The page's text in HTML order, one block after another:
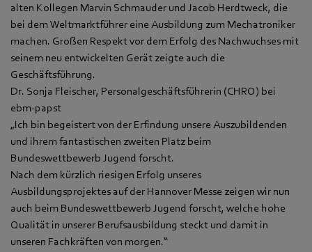
alten Kollegen Marvin Schmauder und Jacob Herdtweck, die
bei dem Weltmarktführer eine Ausbildung zum Mechatroniker
machen. Großen Respekt vor dem Erfolg des Nachwuchses mit
seinem neu entwickelten Gerät zeigte auch die
Geschäftsführung.
Dr. Sonja Fleischer, Personalgeschäftsführerin (CHRO) bei
ebm‑papst
„Ich bin begeistert von der Erfindung unsere Auszubildenden
und ihrem fantastischen zweiten Platz beim
Bundeswettbewerb Jugend forscht.
Nach dem kürzlich riesigen Erfolg unseres
Ausbildungsprojektes auf der Hannover Messe zeigen wir nun
auch beim Bundeswettbewerb Jugend forscht, welche hohe
Qualität in unserer Berufsausbildung steckt und damit in
unseren Fachkräften von morgen.“